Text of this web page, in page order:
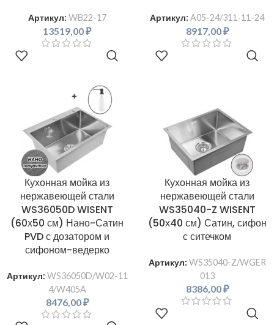
Артикул: WB22-17
13519,00₽
Артикул: A05-24/311-11-24
8917,00₽
Кухонная мойка из
нержавеющей стали
WS36050D WISENT
(60х50 см) Нано-Сатин
PVD с дозатором и
сифоном-ведерко
Артикул: WS36050D/W02-11
4/W405A
8476,00₽
Кухонная мойка из
нержавеющей стали
WS35040-Z WISENT
(50х40 см) Сатин, сифон
с ситечком
Артикул: WS35040-Z/WGER
013
8386,00₽